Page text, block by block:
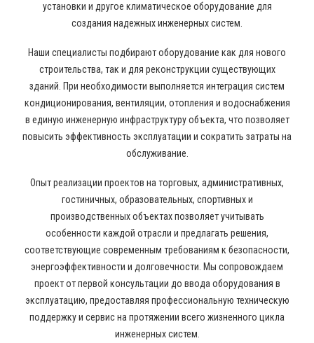
установки и другое климатическое оборудование для
создания надежных инженерных систем.
Наши специалисты подбирают оборудование как для нового
строительства, так и для реконструкции существующих
зданий. При необходимости выполняется интеграция систем
кондиционирования, вентиляции, отопления и водоснабжения
в единую инженерную инфраструктуру объекта, что позволяет
повысить эффективность эксплуатации и сократить затраты на
обслуживание.
Опыт реализации проектов на торговых, административных,
гостиничных, образовательных, спортивных и
производственных объектах позволяет учитывать
особенности каждой отрасли и предлагать решения,
соответствующие современным требованиям к безопасности,
энергоэффективности и долговечности. Мы сопровождаем
проект от первой консультации до ввода оборудования в
эксплуатацию, предоставляя профессиональную техническую
поддержку и сервис на протяжении всего жизненного цикла
инженерных систем.